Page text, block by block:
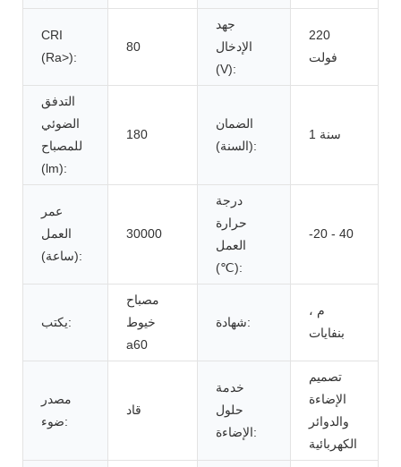
CRI
(Ra>):
80
جهد
الإدخال
(V):
220
فولت
التدفق
الضوئي
للمصباح
(lm):
180
الضمان
(السنة):
1 سنة
عمر
العمل
(ساعة):
30000
درجة
حرارة
العمل
(℃):
-20 - 40
يكتب:
مصباح
خيوط
a60
شهادة:
م ،
بنفايات
مصدر
ضوء:
قاد
خدمة
حلول
الإضاءة:
تصميم
الإضاءة
والدوائر
الكهربائية